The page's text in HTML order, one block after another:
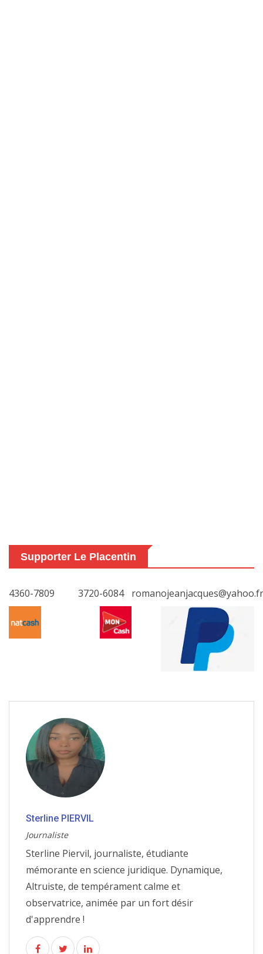
Supporter Le Placentin
4360-7809 3720-6084 romanojeanjacques@yahoo.fr
Sterline PIERVIL
Journaliste
Sterline Piervil, journaliste, étudiante
mémorante en science juridique. Dynamique,
Altruiste, de tempérament calme et
observatrice, animée par un fort désir
d'apprendre !